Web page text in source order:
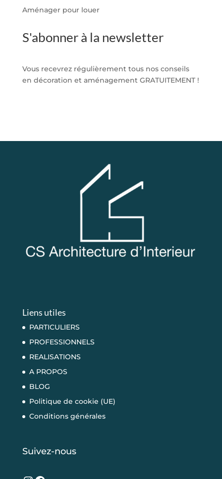
Aménager pour louer
S'abonner à la newsletter
Vous recevrez régulièrement tous nos conseils
en décoration et aménagement GRATUITEMENT !
Liens utiles
PARTICULIERS
PROFESSIONNELS
REALISATIONS
A PROPOS
BLOG
Politique de cookie (UE)
Conditions générales
Suivez-nous